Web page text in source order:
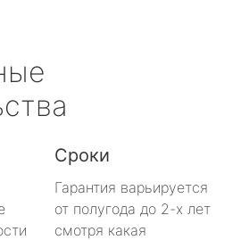
Сроки
Гарантия варьируется
от полугода до 2-х лет
смотря какая